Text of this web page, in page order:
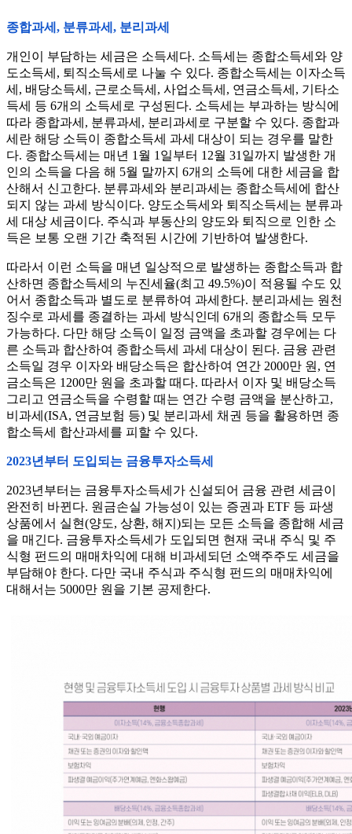
종합과세, 분류과세, 분리과세
개인이 부담하는 세금은 소득세다. 소득세는 종합소득세와 양
도소득세, 퇴직소득세로 나눌 수 있다. 종합소득세는 이자소득
세, 배당소득세, 근로소득세, 사업소득세, 연금소득세, 기타소
득세 등 6개의 소득세로 구성된다. 소득세는 부과하는 방식에
따라 종합과세, 분류과세, 분리과세로 구분할 수 있다. 종합과
세란 해당 소득이 종합소득세 과세 대상이 되는 경우를 말한
다. 종합소득세는 매년 1월 1일부터 12월 31일까지 발생한 개
인의 소득을 다음 해 5월 말까지 6개의 소득에 대한 세금을 합
산해서 신고한다. 분류과세와 분리과세는 종합소득세에 합산
되지 않는 과세 방식이다. 양도소득세와 퇴직소득세는 분류과
세 대상 세금이다. 주식과 부동산의 양도와 퇴직으로 인한 소
득은 보통 오랜 기간 축적된 시간에 기반하여 발생한다.
따라서 이런 소득을 매년 일상적으로 발생하는 종합소득과 합
산하면 종합소득세의 누진세율(최고 49.5%)이 적용될 수도 있
어서 종합소득과 별도로 분류하여 과세한다. 분리과세는 원천
징수로 과세를 종결하는 과세 방식인데 6개의 종합소득 모두
가능하다. 다만 해당 소득이 일정 금액을 초과할 경우에는 다
른 소득과 합산하여 종합소득세 과세 대상이 된다. 금융 관련
소득일 경우 이자와 배당소득은 합산하여 연간 2000만 원, 연
금소득은 1200만 원을 초과할 때다. 따라서 이자 및 배당소득
그리고 연금소득을 수령할 때는 연간 수령 금액을 분산하고,
비과세(ISA, 연금보험 등) 및 분리과세 채권 등을 활용하면 종
합소득세 합산과세를 피할 수 있다.
2023년부터 도입되는 금융투자소득세
2023년부터는 금융투자소득세가 신설되어 금융 관련 세금이
완전히 바뀐다. 원금손실 가능성이 있는 증권과 ETF 등 파생
상품에서 실현(양도, 상환, 해지)되는 모든 소득을 종합해 세금
을 매긴다. 금융투자소득세가 도입되면 현재 국내 주식 및 주
식형 펀드의 매매차익에 대해 비과세되던 소액주주도 세금을
부담해야 한다. 다만 국내 주식과 주식형 펀드의 매매차익에
대해서는 5000만 원을 기본 공제한다.